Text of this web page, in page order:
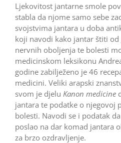
Ljekovitost jantarne smole
stabla da njome samo sebe
svojstvima jantara u doba
koji navodi kako jantar štiti
nervnih oboljenja te bolesti
medicinskom leksikonu
godine zabilježeno je 46
medicini. Veliki arapski
svom je djelu Kanon medicine
jantara te podatke o njegovoj
bolesti. Navodi se i podatak
poslao na dar komad jantara
za brzo ozdravljenje.